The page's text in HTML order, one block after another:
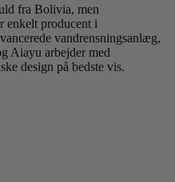
fra Bolivia, men
enkelt producent i
vandrensningsanlæg,
Aiayu arbejder med
design på bedste vis.